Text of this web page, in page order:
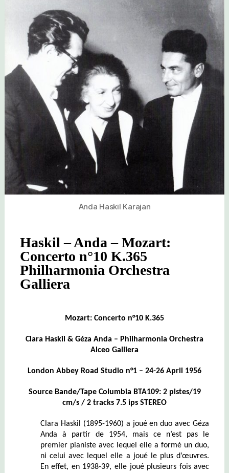
Anda Haskil Karajan
Haskil – Anda – Mozart:
Concerto n°10 K.365
Philharmonia Orchestra
Galliera
Mozart: Concerto n°10 K.365
Clara Haskil & Géza Anda – Philharmonia Orchestra
Alceo Galliera
London Abbey Road Studio n°1 – 24-26 April 1956
Source Bande/Tape Columbia BTA109: 2 pistes/19
cm/s / 2 tracks 7.5 ips STEREO
Clara Haskil (1895-1960) a joué en duo avec Géza
Anda à partir de 1954, mais ce n’est pas le
premier pianiste avec lequel elle a formé un duo,
ni celui avec lequel elle a joué le plus d’œuvres.
En effet, en 1938-39, elle joué plusieurs fois avec